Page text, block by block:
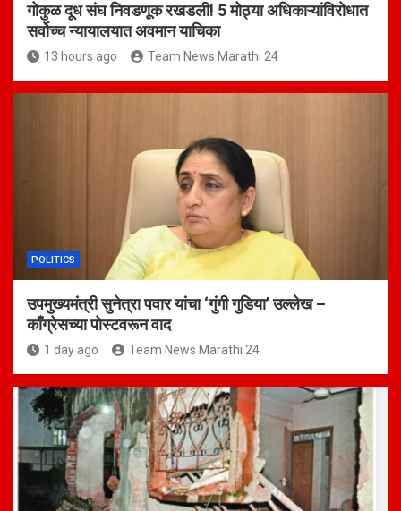
गोकुळ दूध संघ निवडणूक रखडली! 5 मोठ्या अधिकाऱ्यांविरोधात
सर्वोच्च न्यायालयात अवमान याचिका
13 hours ago Team News Marathi 24
POLITICS
उपमुख्यमंत्री सुनेत्रा पवार यांचा ‘गुंगी गुडिया’ उल्लेख –
काँग्रेसच्या पोस्टवरून वाद
1 day ago Team News Marathi 24